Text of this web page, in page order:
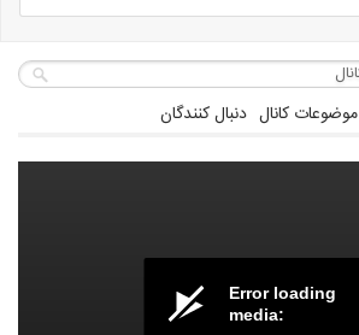
موضوعات کانال دنبال کنندگان
Error loading
media: